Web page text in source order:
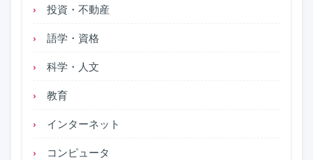
投資・不動産
語学・資格
科学・人文
教育
インターネット
コンピュータ